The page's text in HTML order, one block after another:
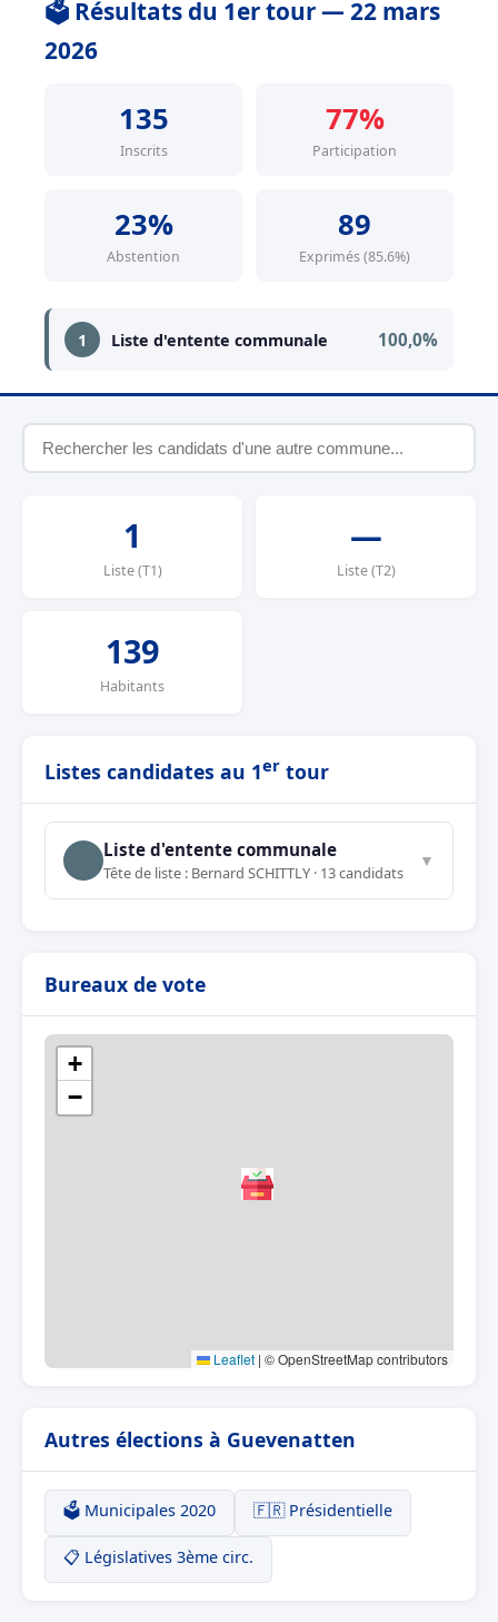
🗳️ Résultats du 1er tour — 22 mars
2026
135
Inscrits
77%
Participation
23%
Abstention
89
Exprimés (85.6%)
1 Liste d'entente communale 100,0%
1
Liste (T1)
—
Liste (T2)
139
Habitants
Listes candidates au 1er tour
Liste d'entente communale
Tête de liste : Bernard SCHITTLY · 13 candidats
▼
Bureaux de vote
+
−
Leaflet | © OpenStreetMap contributors
Autres élections à Guevenatten
🗳️ Municipales 2020 🇫🇷 Présidentielle
📋 Législatives 3ème circ.